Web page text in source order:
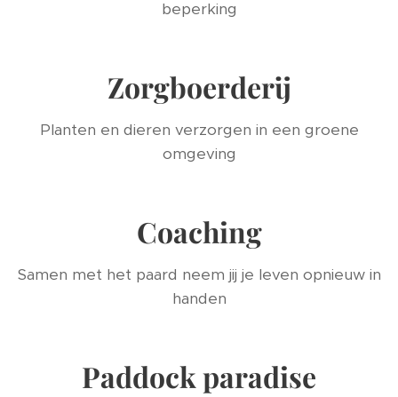
beperking
Zorgboerderij
Planten en dieren verzorgen in een groene
omgeving
Coaching
Samen met het paard neem jij je leven opnieuw in
handen
Paddock paradise